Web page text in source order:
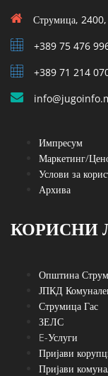
Струмица, 2400,
+389 75 476
+389 71 214
Импресум
Маркетинг/
Услови за
Архива
КОРИСНИ
Општина
ЈПКД
Струмица Гас
ЗЕЛС
E-Услуги
Пријави
Пријави